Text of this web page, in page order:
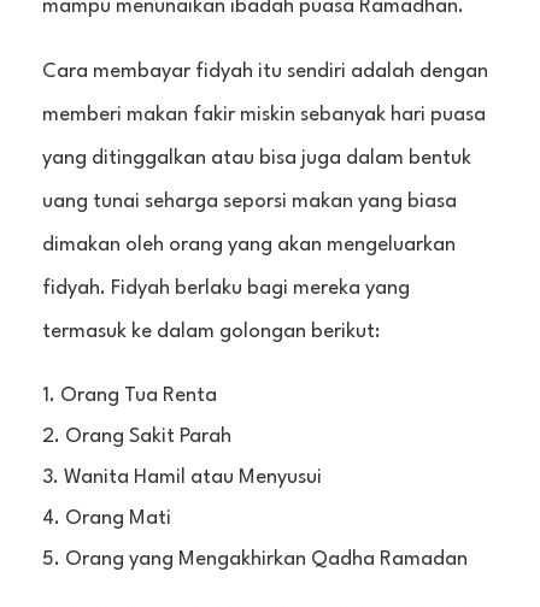
mampu menunaikan ibadah puasa Ramadhan.
Cara membayar fidyah itu sendiri adalah dengan
memberi makan fakir miskin sebanyak hari puasa
yang ditinggalkan atau bisa juga dalam bentuk
uang tunai seharga seporsi makan yang biasa
dimakan oleh orang yang akan mengeluarkan
fidyah. Fidyah berlaku bagi mereka yang
termasuk ke dalam golongan berikut:
Orang Tua Renta
Orang Sakit Parah
Wanita Hamil atau Menyusui
Orang Mati
Orang yang Mengakhirkan Qadha Ramadan